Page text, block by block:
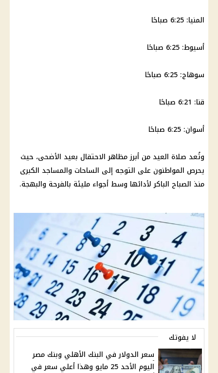
المنيا: 6:25 صباحًا
أسيوط: 6:25 صباحًا
سوهاج: 6:25 صباحًا
قنا: 6:21 صباحًا
أسوان: 6:25 صباحًا
وتُعد صلاة العيد من أبرز مظاهر الاحتفال بعيد الأضحى، حيث
يحرص المواطنون على التوجه إلى الساحات والمساجد الكبرى
منذ الصباح الباكر لأدائها وسط أجواء مليئة بالفرحة والبهجة.
لا يفوتك
سعر الدولار في البنك الأهلي وبنك مصر
اليوم الأحد 25 مايو وهذا أعلي سعر في